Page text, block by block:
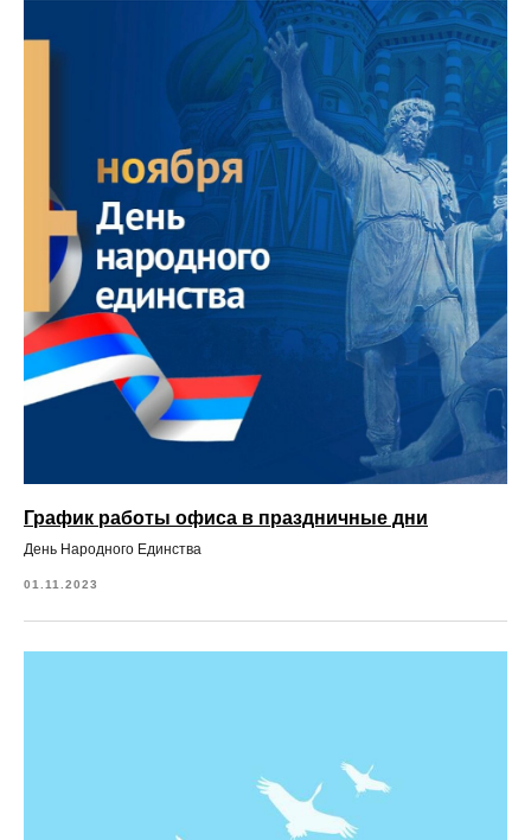
График работы офиса в праздничные дни
День Народного Единства
01.11.2023